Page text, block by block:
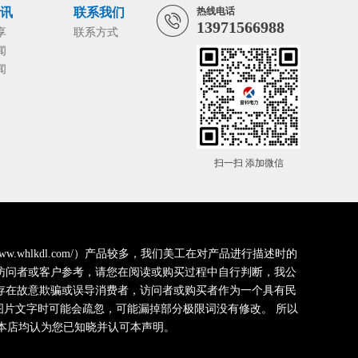
联系我们
联系方式
热线电话
13971566988
扫一扫 添加微信
）产品较多，我们美工在对产品进行描述时的
者或客户参考，请您在阅读或购买过程中自行判断，我公
故意欺骗或误导消费者，访问者或购买者作为一个具有民
文字时可能会疏忽，可能漏掉部分极限词没有修改。 所以
均认为您已知晓并认可本声明。